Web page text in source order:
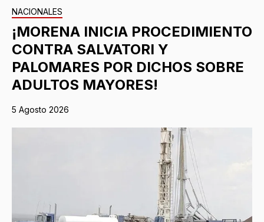
NACIONALES
¡MORENA INICIA PROCEDIMIENTO
CONTRA SALVATORI Y
PALOMARES POR DICHOS SOBRE
ADULTOS MAYORES!
5 Agosto 2026